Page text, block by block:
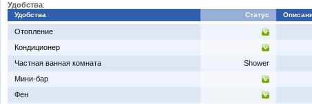
Удобства:
Удобства Статус
​Отопление
​Кондиционер
​Частная ванная комната
Shower
​Мини-бар
​Фен